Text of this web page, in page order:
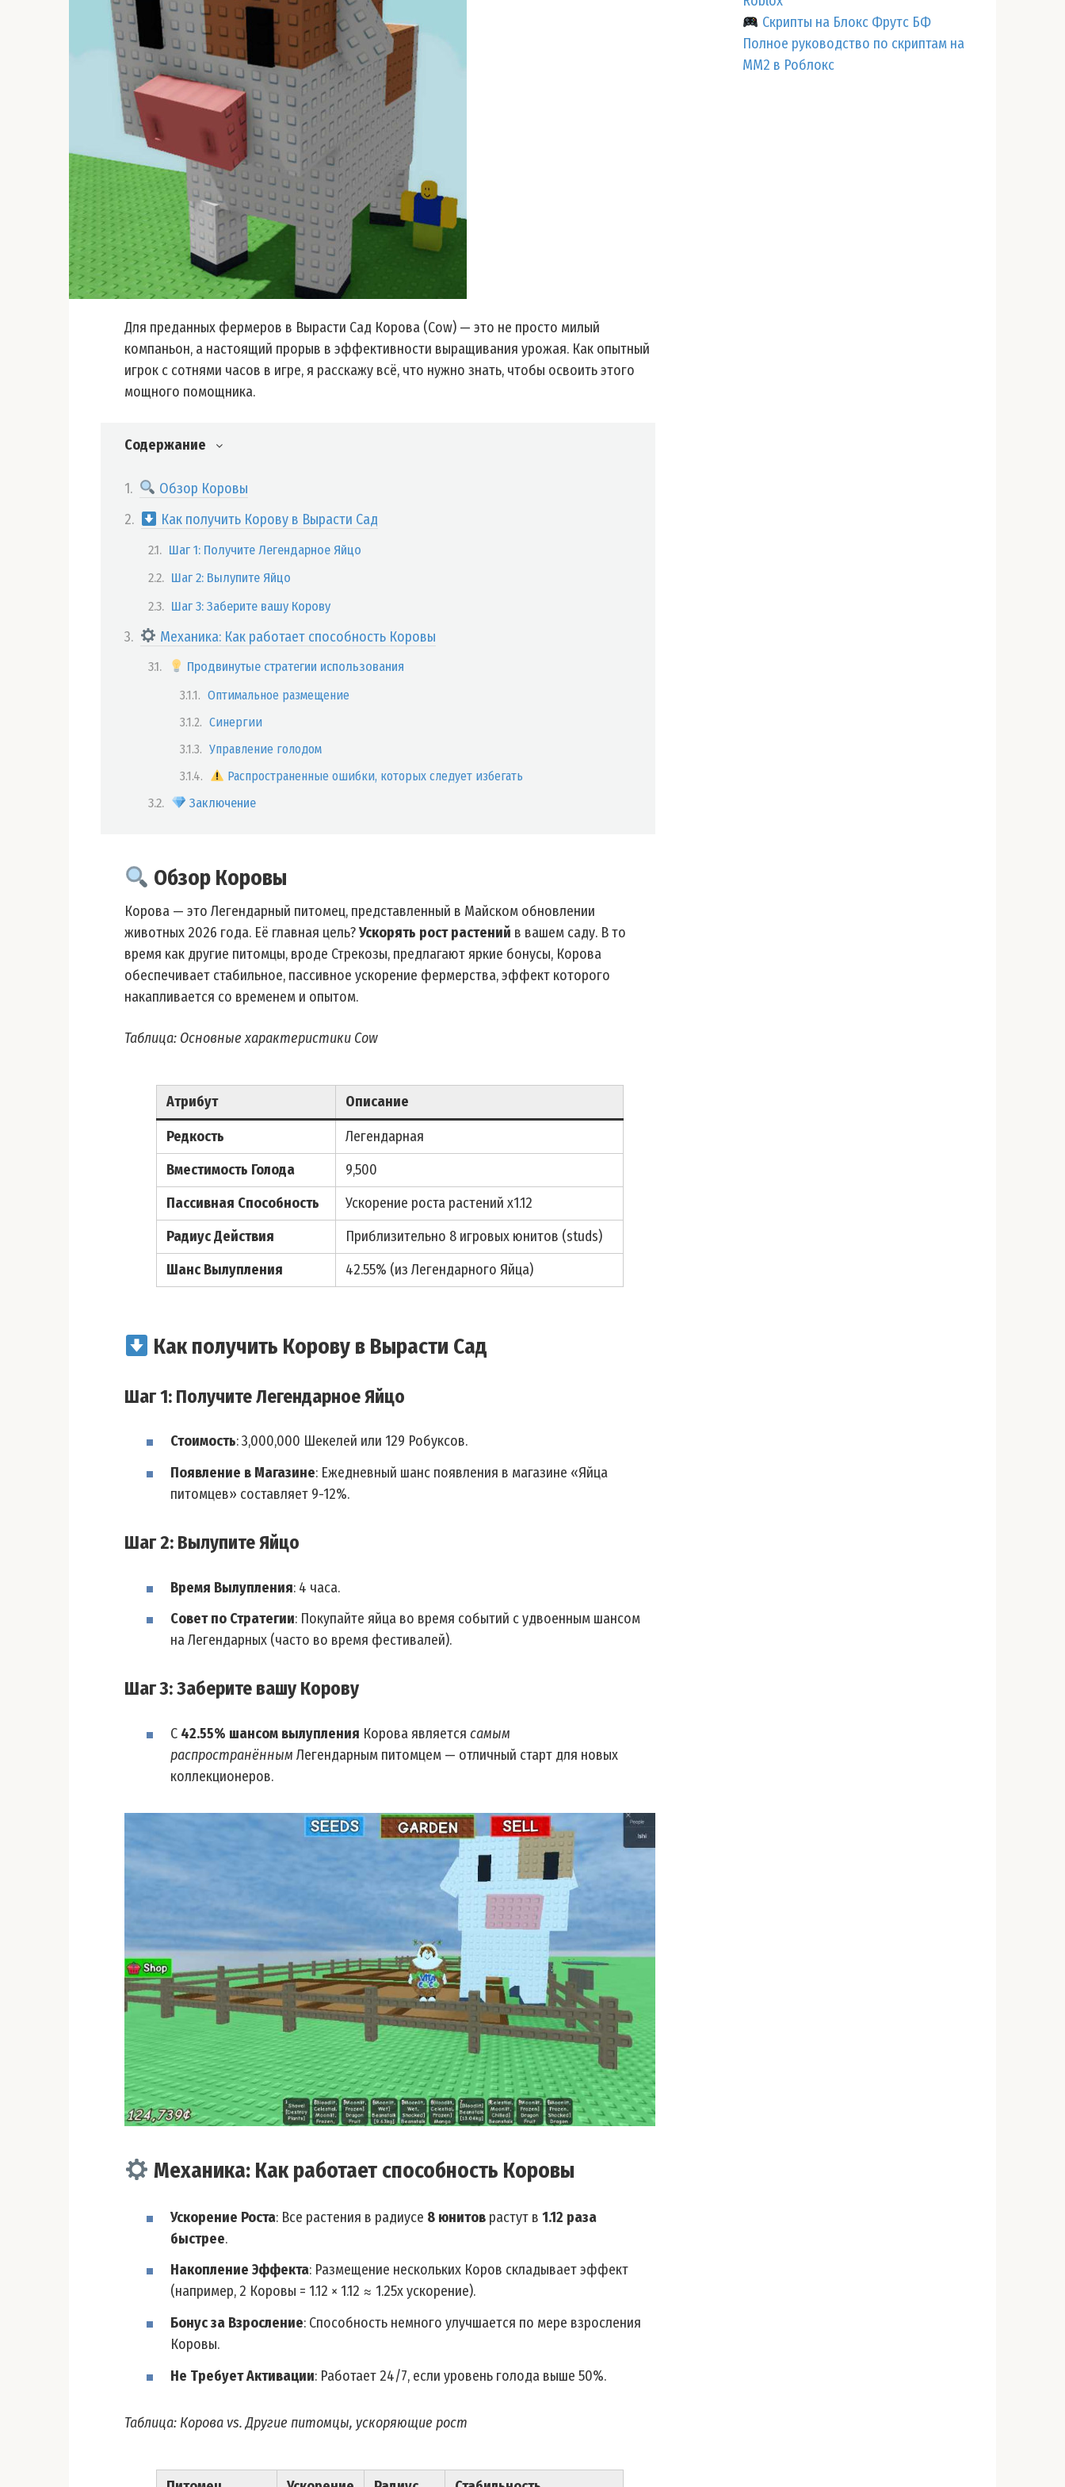
Для преданных фермеров в Вырасти Сад Корова (Cow) — это не просто милый
компаньон, а настоящий прорыв в эффективности выращивания урожая. Как опытный
игрок с сотнями часов в игре, я расскажу всё, что нужно знать, чтобы освоить этого
мощного помощника.
Содержание
Обзор Коровы
Как получить Корову в Вырасти Сад
Шаг 1: Получите Легендарное Яйцо
Шаг 2: Вылупите Яйцо
Шаг 3: Заберите вашу Корову
Механика: Как работает способность Коровы
Продвинутые стратегии использования
Оптимальное размещение
Синергии
Управление голодом
Распространенные ошибки, которых следует избегать
Заключение
Обзор Коровы
Корова — это Легендарный питомец, представленный в Майском обновлении
животных 2026 года. Её главная цель?Ускорять рост растений в вашем саду. В то
время как другие питомцы, вроде Стрекозы, предлагают яркие бонусы, Корова
обеспечивает стабильное, пассивное ускорение фермерства, эффект которого
накапливается со временем и опытом.
Таблица: Основные характеристики Cow
Атрибут
Описание
Редкость
Легендарная
Вместимость Голода
9,500
Пассивная Способность
Ускорение роста растений x1.12
Радиус Действия
Приблизительно 8 игровых юнитов (studs)
Шанс Вылупления
42.55% (из Легендарного Яйца)
Как получить Корову в Вырасти Сад
Шаг 1: Получите Легендарное Яйцо
Стоимость: 3,000,000 Шекелей или 129 Робуксов.
Появление в Магазине: Ежедневный шанс появления в магазине «Яйца
питомцев» составляет 9-12%.
Шаг 2: Вылупите Яйцо
Время Вылупления: 4 часа.
Совет по Стратегии: Покупайте яйца во время событий с удвоенным шансом
на Легендарных (часто во время фестивалей).
Шаг 3: Заберите вашу Корову
С 42.55% шансом вылупления Корова является самым
распространённым Легендарным питомцем — отличный старт для новых
коллекционеров.
Механика: Как работает способность Коровы
Ускорение Роста: Все растения в радиусе 8 юнитов растут в 1.12 раза
быстрее.
Накопление Эффекта: Размещение нескольких Коров складывает эффект
(например, 2 Коровы = 1.12 × 1.12 ≈ 1.25x ускорение).
Бонус за Взросление: Способность немного улучшается по мере взросления
Коровы.
Не Требует Активации: Работает 24/7, если уровень голода выше 50%.
Таблица: Корова vs. Другие питомцы, ускоряющие рост
Скрипты на Блокс Фрутс БФ
Полное руководство по скриптам на
ММ2 в Роблокс